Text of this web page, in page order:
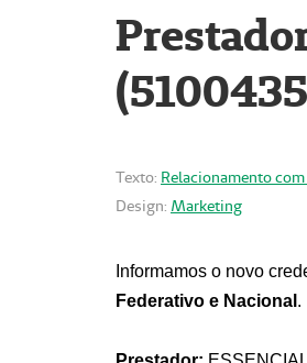
Texto: Relacionamento
Design: Marketing
Informamos o novo
Federativo e Nacional .